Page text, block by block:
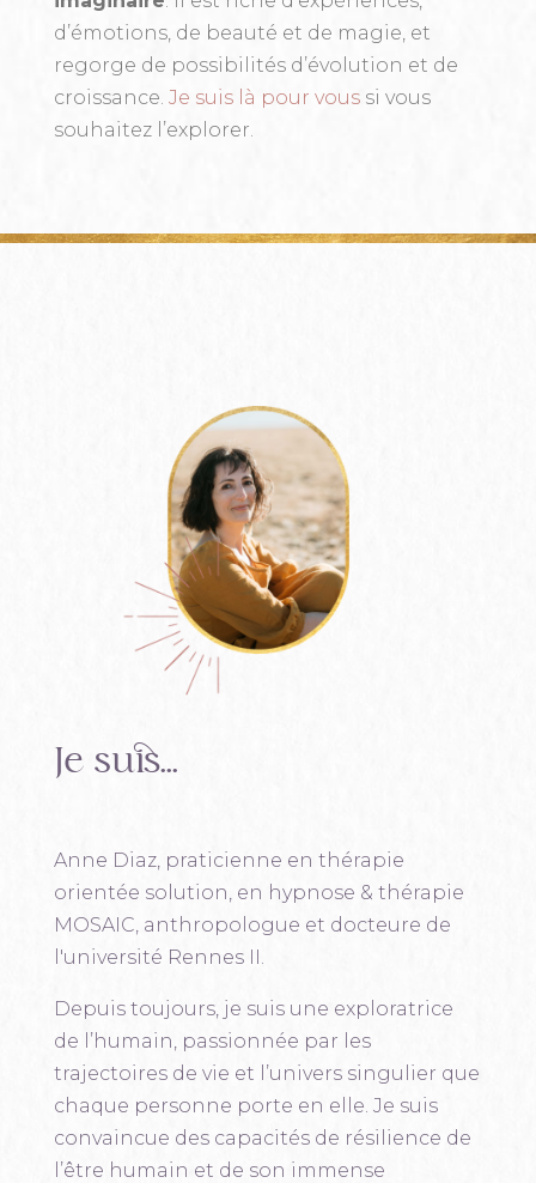
d’émotions, de beauté et de magie, et
regorge de possibilités d’évolution et de
croissance. Je suis là pour voussi vous
souhaitez l’explorer.
Je suis…
Anne Diaz, praticienne en thérapie
orientée solution, en hypnose & thérapie
MOSAIC, anthropologue et docteure de
l'université Rennes II.
Depuis toujours, je suis une exploratrice
de l’humain, passionnée par les
trajectoires de vie et l’univers singulier que
chaque personne porte en elle. Je suis
convaincue des capacités de résilience de
l’être humain et de son immense